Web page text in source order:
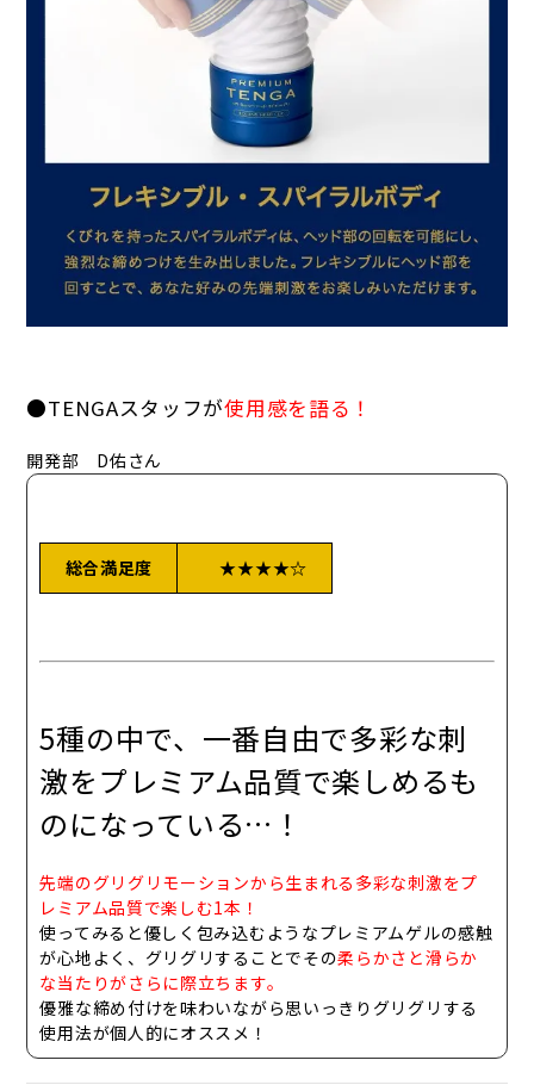
●TENGAスタッフが使用感を語る！
開発部 D佑さん
総合満足度 ★★★★☆
5種の中で、一番自由で多彩な刺
激をプレミアム品質で楽しめるも
のになっている…！
先端のグリグリモーションから生まれる多彩な刺激をプ
レミアム品質で楽しむ1本！
使ってみると優しく包み込むようなプレミアムゲルの感触
が心地よく、グリグリすることでその柔らかさと滑らか
な当たりがさらに際立ちます。
優雅な締め付けを味わいながら思いっきりグリグリする
使用法が個人的にオススメ！